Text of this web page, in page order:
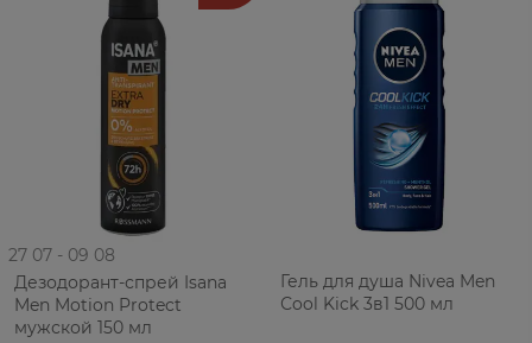
27 07 - 09 08
Дезодорант-спрей Isana
Men Motion Protect
мужской 150 мл
Гель для душа Nivea Men
Сool Kick 3в1 500 мл